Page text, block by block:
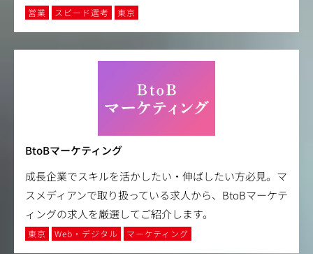
営業 スピード選考 東京
BtoBマーケティング
成長企業でスキルを活かしたい・伸ばしたい方必見。マ
スメディアンで取り扱っている求人から、BtoBマーケテ
ィングの求人を厳選してご紹介します。
東京 Web・デジタル マーケティング